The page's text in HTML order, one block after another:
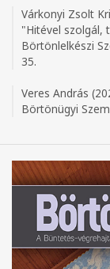
Várkonyi Zsolt
"Hitével szolgál,
Börtönlelkészi
35.
Veres András
Börtönügyi